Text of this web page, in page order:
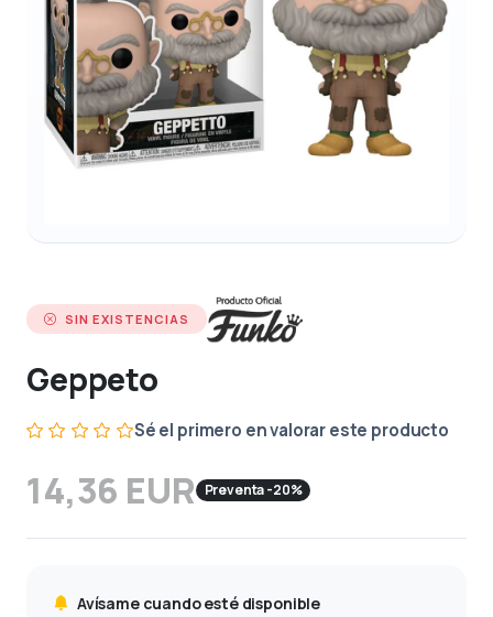
SIN EXISTENCIAS
Geppeto
Sé el primero en valorar este producto
14,36 EUR Preventa -20%
Avísame cuando esté disponible